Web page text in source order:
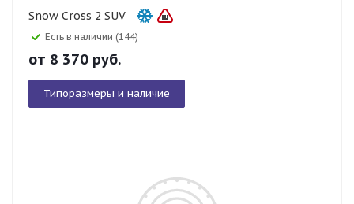
Snow Cross 2 SUV
Есть в наличии (144)
от 8 370 руб.
Типоразмеры и наличие